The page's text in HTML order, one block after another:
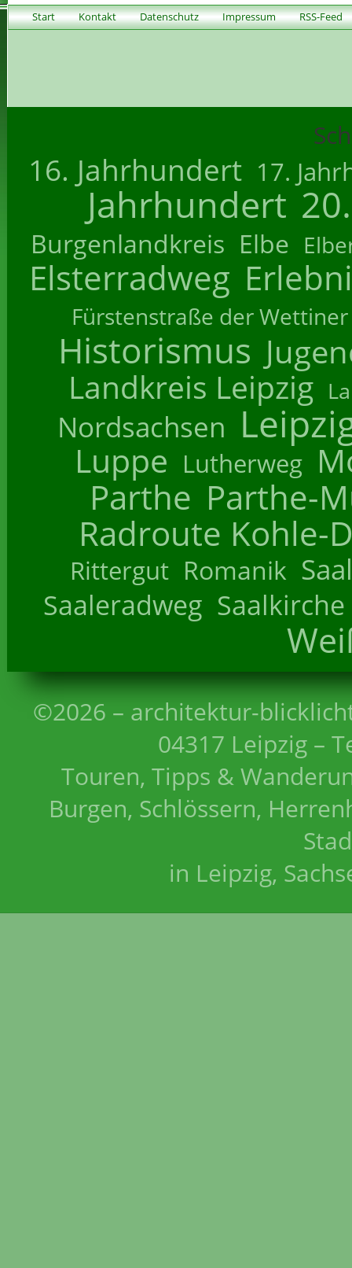
Start Kontakt Datenschutz Impressum RSS-Feed
16. Jahrhundert 17.
Jahrhundert
Burgenlandkreis Elbe
Elsterradweg
Fürstenstraße der Wettiner
Historismus
Landkreis Leipzig
Nordsachsen
Luppe Lutherweg
Parthe Parthe-
Radroute Kohle-
Rittergut Romanik
Saaleradweg Saalkirche
©2026 – architektur-
04317 Leipzig –
Touren, Tipps &
Burgen, Schlössern,
in Leipzig,